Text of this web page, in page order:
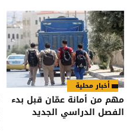
أخبار محلية
مهم من أمانة عمّان قبل بدء
الفصل الدراسي الجديد